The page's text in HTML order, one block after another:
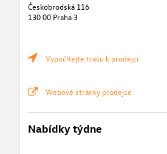
Českobrodská 116
130 00 Praha 3
Vypočítejte trasu k prodejci
Webové stránky prodejce
Nabídky týdne